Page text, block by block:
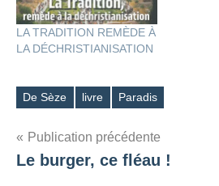
LA TRADITION REMÈDE À
LA DÉCHRISTIANISATION
Étiquettes
De Sèze livre Paradis
Navigation
de
Publication précédente
Le burger, ce fléau !